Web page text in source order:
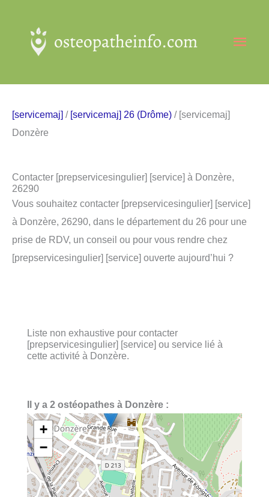
contenu
[servicemaj] / [servicemaj] 26 (Drôme) / [servicemaj]
Donzère
Contacter [prepservicesingulier] [service] à Donzère,
26290
Vous souhaitez contacter [prepservicesingulier] [service]
à Donzère, 26290, dans le département du 26 pour une
prise de RDV, un conseil ou pour vous rendre chez
[prepservicesingulier] [service] ouverte aujourd’hui ?
Liste non exhaustive pour contacter
[prepservicesingulier] [service] ou service lié à
cette activité à Donzère.
Il y a 2 ostéopathes à Donzère :
+
−